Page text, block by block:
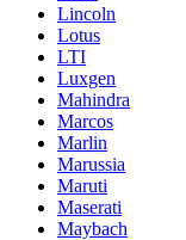
Lincoln
Lotus
LTI
Luxgen
Mahindra
Marcos
Marlin
Marussia
Maruti
Maserati
Maybach